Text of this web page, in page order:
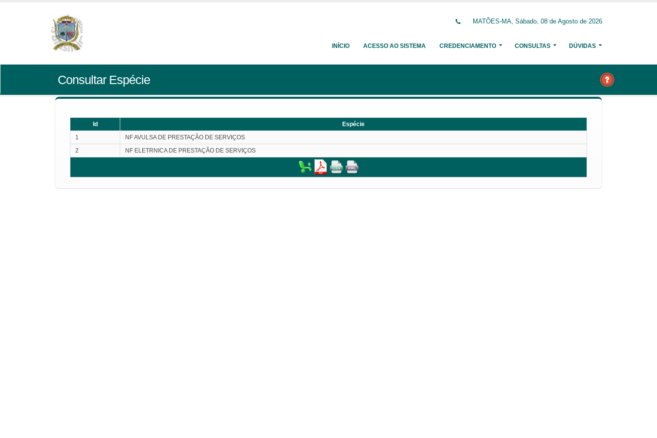
MATÕES-MA, Sábado, 08 de Agosto de 2026
INÍCIO ACESSO AO SISTEMA CREDENCIAMENTO CONSULTAS DÚVIDAS
Consultar Espécie
Id
Espécie
1
NF AVULSA DE PRESTAÇÃO DE SERVIÇOS
2
NF ELETRNICA DE PRESTAÇÃO DE SERVIÇOS